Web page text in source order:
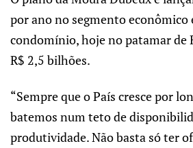
por ano no segmento econômico
condomínio, hoje no patamar de
R$ 2,5 bilhões.
“Sempre que o País cresce por
batemos num teto de
produtividade. Não basta só ter